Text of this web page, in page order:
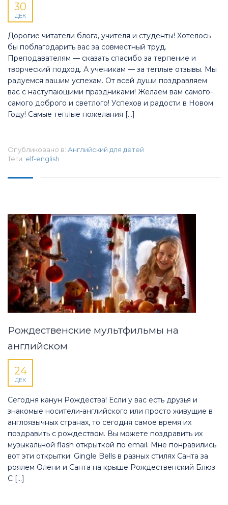
30
ДЕК
Дорогие читатели блога, учителя и студенты! Хотелось
бы поблагодарить вас за совместный труд.
Преподавателям — сказать спасибо за терпение и
творческий подход. А ученикам — за теплые отзывы. Мы
радуемся вашим успехам. От всей души поздравляем
вас с наступающими праздниками! Желаем вам самого-
самого доброго и светлого! Успехов и радости в Новом
Году! Самые теплые пожелания […]
Опубликовано в: Английский для детей
Теги: elf-english
Рождественские мультфильмы на
английском
24
ДЕК
Сегодня канун Рождества! Если у вас есть друзья и
знакомые носители-английского или просто живущие в
англоязычных странах, то сегодня самое время их
поздравить с рождеством. Вы можете поздравить их
музыкальной flash открыткой по email. Мне понравились
вот эти открытки: Gingle Bells в разных стилях Санта за
роялем Олени и Санта на крыше Рождественский Блюз
С […]